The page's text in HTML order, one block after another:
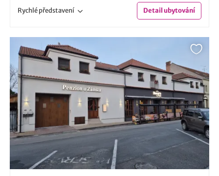
Rychlépředstavení Detailubytování